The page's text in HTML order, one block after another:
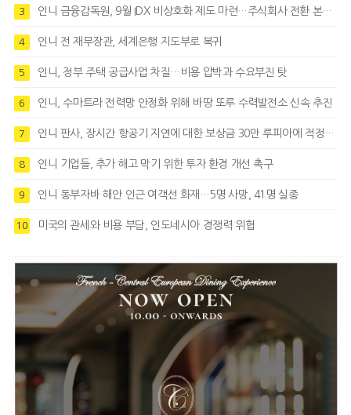
3 인니 금융감독원, 9월 IDX 비상호화 제도 마련…주식회사 전환 본격화
4 인니 전 재무장관, 세계은행 지도부로 복귀
5 인니, 정부 주택 공급사업 차질…비용 압박과 수요부진 탓
6 인니, 수마트라 전력망 안정화 위해 바땅 또루 수력발전소 신속 추진
7 인니 판사, 장시간 항공기 지연에 대한 보상금 30만 루피아에 적정성 제기
8 인니 기업들, 추가 해고 막기 위한 투자 환경 개선 촉구
9 인니 동부자바 해안 인근 여객선 화재…5명 사망, 41명 실종
10 미국의 관세와 비용 부담, 인도네시아 경쟁력 위협